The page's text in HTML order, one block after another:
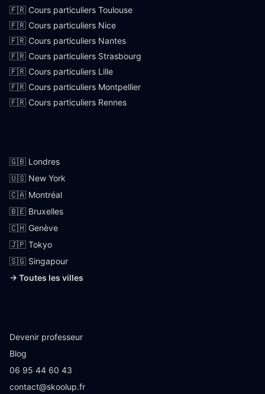
🇫🇷 Cours particuliers Toulouse
🇫🇷 Cours particuliers Nice
🇫🇷 Cours particuliers Nantes
🇫🇷 Cours particuliers Strasbourg
🇫🇷 Cours particuliers Lille
🇫🇷 Cours particuliers Montpellier
🇫🇷 Cours particuliers Rennes
🇬🇧 Londres
🇺🇸 New York
🇨🇦 Montréal
🇧🇪 Bruxelles
🇨🇭 Genève
🇯🇵 Tokyo
🇸🇬 Singapour
→ Toutes les villes
Devenir professeur
Blog
06 95 44 60 43
contact@skoolup.fr